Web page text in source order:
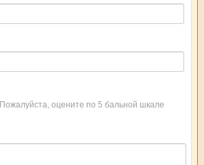
Пожалуйста, оцените по 5 бальной шкале